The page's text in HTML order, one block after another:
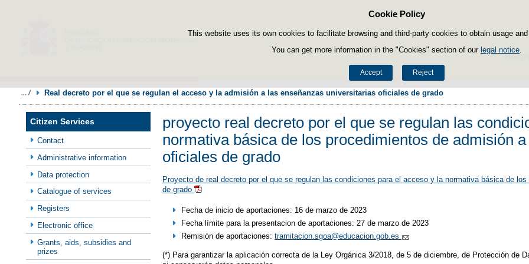
Cookie Policy
This website uses its own cookies to facilitate browsing and third-party cookies to obtain usage
You can get more information in the "Cookies" section of our legal notice
Accept Reject
Skip to content
Real decreto por el que se regulan el acceso y la admisión a las enseñanzas universitarias oficiales de grado
Citizen Services
Contact
Administrative information
Data protection
Catalogue of services
Registers
Electronic office
Grants, aids, subsidies and
prizes
proyecto real decreto por el que se regulan las
normativa básica de los procedimientos de admisión
oficiales de grado
Proyecto de real decreto por el que se regulan las condiciones para el acceso y la normativa básica de
de grado
​Fecha de inicio de aportaciones: 16 de marzo de 2023
Fecha límite para la presentacion de aportaciones: 27 de marzo de 2023
Remisión de aportaciones: tramitacion.sgoa@educacion.gob.es
(*) Para garantizar la aplicación correcta de la Ley Orgánica 3/2018, de 5 de diciembre, de Protección de